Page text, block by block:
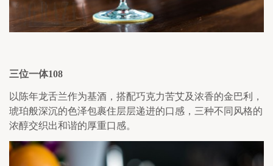
三位一体108
以陈年龙舌兰作为基酒，搭配巧克力苦艾及浓香的金巴利，
琥珀般深沉的色泽包裹住层层递进的口感，三种不同风格的
浓醇交织出和谐的厚重口感。